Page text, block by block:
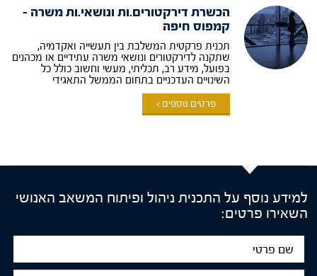
הכשרת דירקטורים.ות ונושאי.ות משרה –
קמפוס חיפה
תכנית פרקטית המשלבת בין תעשייה ואקדמיה,
שתקנה לדירקטורים ונושאי משרה עתידיים או מכהנים
בפועל, מידע רב, תכליתי, מעשי וחשוב כולל כל
השינויים העדכניים בתחום הממשל התאגידי
פרטים נוספים >
למידע נוסף על התכנית ניהול ופיתוח המשאב האנושי
השאירו פרטים:
פרטי